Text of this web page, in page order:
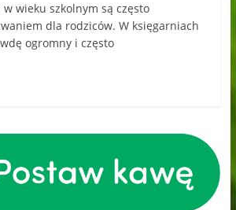
wieku szkolnym są często
dla rodziców. W księgarniach
ogromny i często